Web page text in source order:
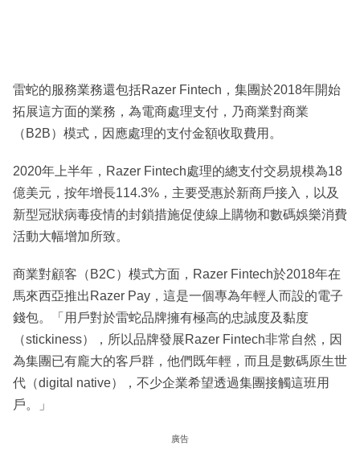
雷蛇的服務業務還包括Razer Fintech，集團於2018年開始
拓展這方面的業務，為電商處理支付，乃商業對商業
（B2B）模式，因應處理的支付金額收取費用。
2020年上半年，Razer Fintech處理的總支付交易規模為18
億美元，按年增長114.3%，主要受惠於新商戶接入，以及
新型冠狀病毒疫情的封鎖措施促使線上購物和數碼娛樂消費
活動大幅增加所致。
商業對顧客（B2C）模式方面，Razer Fintech於2018年在
馬來西亞推出Razer Pay，這是一個專為年輕人而設的電子
錢包。「用戶對於雷蛇品牌擁有極高的忠誠度及黏度
（stickiness），所以品牌發展Razer Fintech非常自然，因
為集團已有龐大的客戶群，他們既年輕，而且是數碼原生世
代（digital native），不少企業希望透過集團接觸這班用
戶。」
廣告